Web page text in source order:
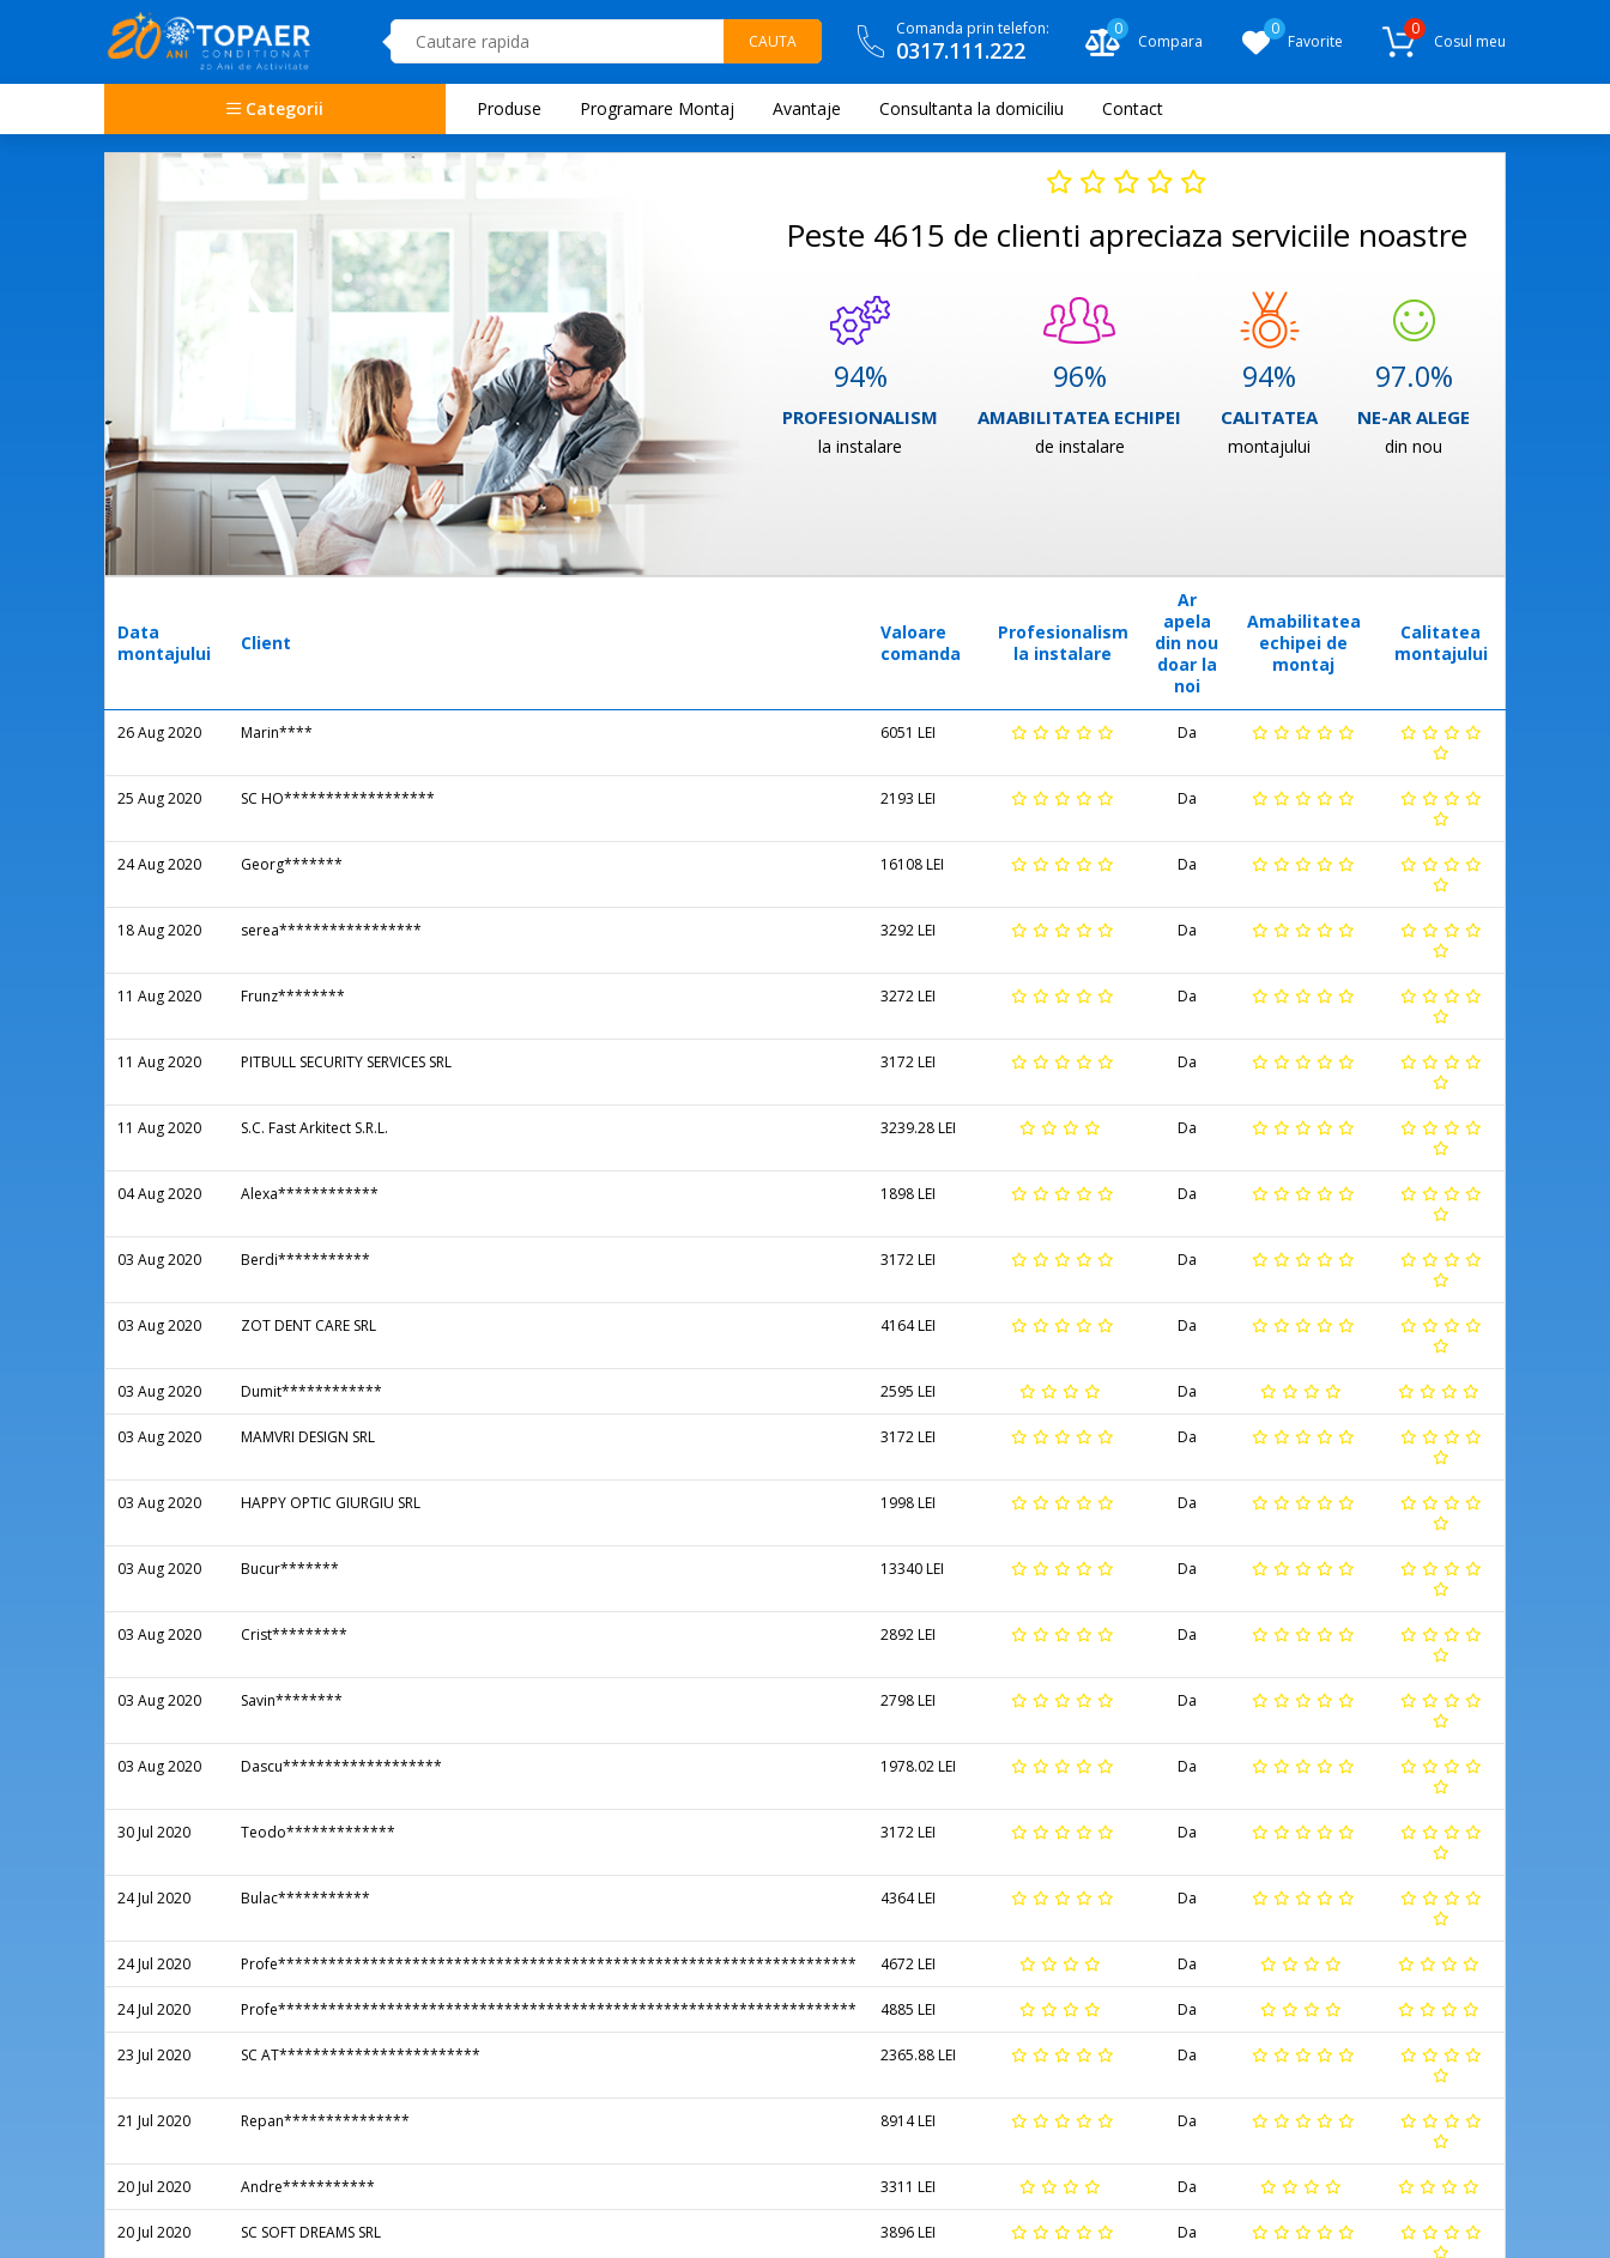
Comanda prin telefon:
0317.111.222 Compara
0
Favorite
0
Cosul meu
0
Categorii Produse Programare Montaj Avantaje Consultanta la domiciliu Contact
Peste 4615 de clienti apreciaza serviciile noastre
94%
PROFESIONALISM
la instalare
96%
AMABILITATEA ECHIPEI
de instalare
94%
CALITATEA
montajului
97.0%
NE-AR ALEGE
din nou
Data
montajului
Client
Valoare
comanda
Profesionalism
la instalare
Ar
apela
din nou
doar la
noi
Amabilitatea
echipei de
montaj
Calitatea
montajului
26 Aug 2020 Marin**** 6051 LEI Da
25 Aug 2020 SC HO****************** 2193 LEI Da
24 Aug 2020 Georg******* 16108 LEI Da
18 Aug 2020 serea***************** 3292 LEI Da
11 Aug 2020 Frunz******** 3272 LEI Da
11 Aug 2020 PITBULL SECURITY SERVICES SRL 3172 LEI Da
11 Aug 2020 S.C. Fast Arkitect S.R.L. 3239.28 LEI Da
04 Aug 2020 Alexa************ 1898 LEI Da
03 Aug 2020 Berdi*********** 3172 LEI Da
03 Aug 2020 ZOT DENT CARE SRL 4164 LEI Da
03 Aug 2020 Dumit************ 2595 LEI Da
03 Aug 2020 MAMVRI DESIGN SRL 3172 LEI Da
03 Aug 2020 HAPPY OPTIC GIURGIU SRL 1998 LEI Da
03 Aug 2020 Bucur******* 13340 LEI Da
03 Aug 2020 Crist********* 2892 LEI Da
03 Aug 2020 Savin******** 2798 LEI Da
03 Aug 2020 Dascu******************* 1978.02 LEI Da
30 Jul 2020 Teodo************* 3172 LEI Da
24 Jul 2020 Bulac*********** 4364 LEI Da
24 Jul 2020 Profe********************************************************************* 4672 LEI Da
24 Jul 2020 Profe********************************************************************* 4885 LEI Da
23 Jul 2020 SC AT************************ 2365.88 LEI Da
21 Jul 2020 Repan*************** 8914 LEI Da
20 Jul 2020 Andre*********** 3311 LEI Da
20 Jul 2020 SC SOFT DREAMS SRL 3896 LEI Da